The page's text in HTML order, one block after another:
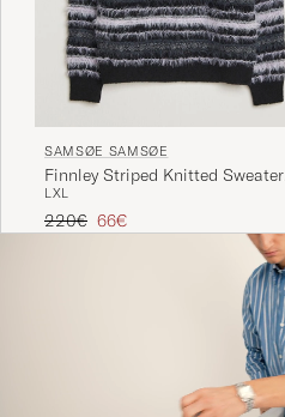
SAMSØE SAMSØE
Finnley Striped Knitted Sweater
Black Multi
LXL
Regulärer Preis
220€ Reduzierter Preis
66€